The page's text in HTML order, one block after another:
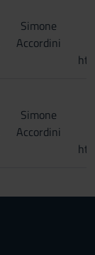
Simone
Accordini
Simone
Accordini